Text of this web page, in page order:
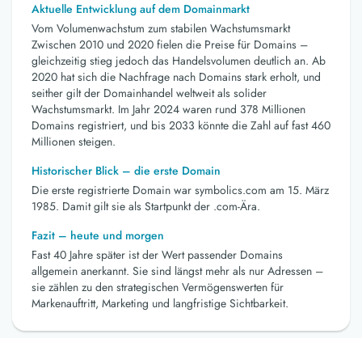
Aktuelle Entwicklung auf dem Domainmarkt
Vom Volumenwachstum zum stabilen Wachstumsmarkt
Zwischen 2010 und 2020 fielen die Preise für Domains –
gleichzeitig stieg jedoch das Handelsvolumen deutlich an. Ab
2020 hat sich die Nachfrage nach Domains stark erholt, und
seither gilt der Domainhandel weltweit als solider
Wachstumsmarkt. Im Jahr 2024 waren rund 378 Millionen
Domains registriert, und bis 2033 könnte die Zahl auf fast 460
Millionen steigen.
Historischer Blick – die erste Domain
Die erste registrierte Domain war symbolics.com am 15. März
1985. Damit gilt sie als Startpunkt der .com-Ära.
Fazit – heute und morgen
Fast 40 Jahre später ist der Wert passender Domains
allgemein anerkannt. Sie sind längst mehr als nur Adressen –
sie zählen zu den strategischen Vermögenswerten für
Markenauftritt, Marketing und langfristige Sichtbarkeit.